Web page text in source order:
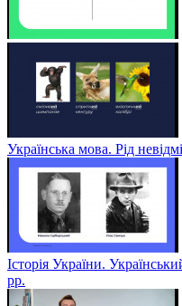
Українська мова. Рід
Історія України.
рр.